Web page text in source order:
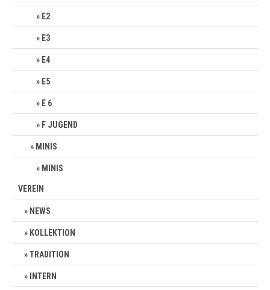
E2
E3
E4
E5
E 6
F JUGEND
MINIS
MINIS
VEREIN
NEWS
KOLLEKTION
TRADITION
INTERN